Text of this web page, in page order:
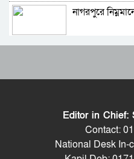
নিরাপত্তার
ঢাকায় বাসভবনে
পাকিস্তান
নাগরপুরে
রাষ্ট্রপতি পদে
দেশে মোট
বেড়েছে ৩ লাখ
Editor in Chief:
Contact:
National Desk In-